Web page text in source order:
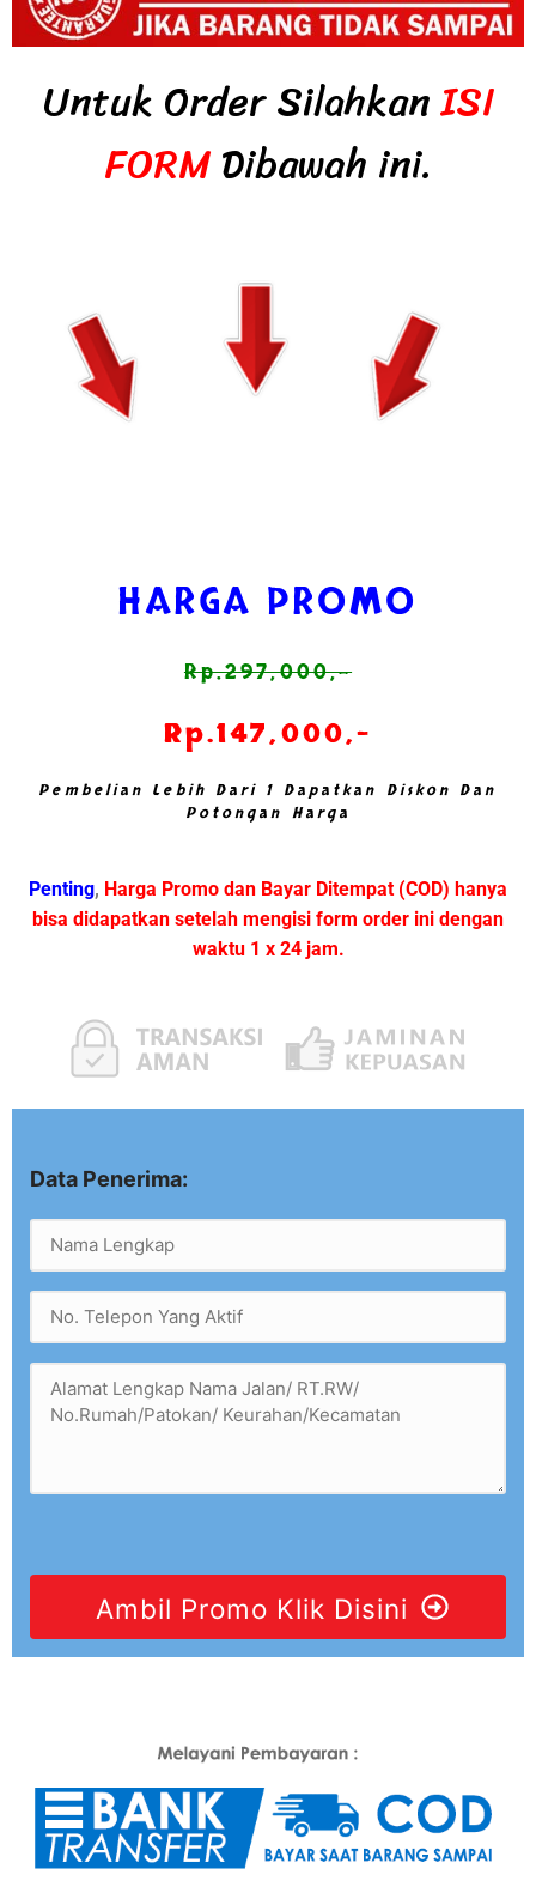
Untuk Order SilahkanISI
FORMDibawah ini.
HARGA PROMO
Rp.297,000,-
Rp.147,000,-
Pembelian Lebih Dari 1 Dapatkan Diskon Dan
Potongan Harga
Penting, Harga Promo dan Bayar Ditempat (COD) hanya
bisa didapatkan setelah mengisi form order ini dengan
waktu 1 x 24 jam.
Data Penerima:
Ambil Promo Klik Disini